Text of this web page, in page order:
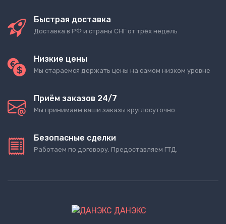
Быстрая доставка
Доставка в РФ и страны СНГ от трёх недель
Низкие цены
Мы стараемся держать цены на самом низком уровне
Приём заказов 24/7
Мы принимаем ваши заказы круглосуточно
Безопасные сделки
Работаем по договору. Предоставляем ГТД.
ДАНЭКС